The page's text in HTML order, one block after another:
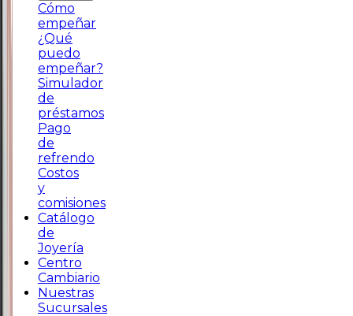
Cómo
empeñar
¿Qué
puedo
empeñar?
Simulador
de
préstamos
Pago
de
refrendo
Costos
y
comisiones
Catálogo
de
Joyería
Centro
Cambiario
Nuestras
Sucursales